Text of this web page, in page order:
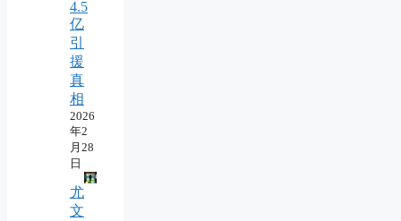
4.5
亿
引
援
真
相
2026
年2
月28
日
尤
文